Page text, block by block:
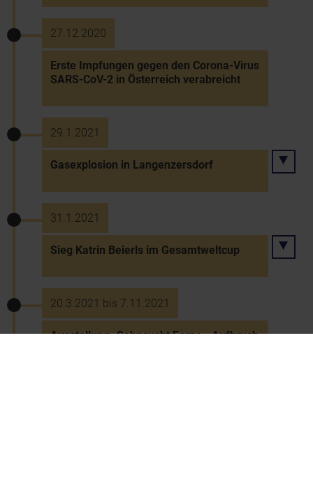
27.12.2020
Erste Impfungen gegen den Corona-Virus
SARS-CoV-2 in Österreich verabreicht
29.1.2021
Gasexplosion in Langenzersdorf
31.1.2021
Sieg Katrin Beierls im Gesamtweltcup
20.3.2021 bis 7.11.2021
Ausstellung „Sehnsucht Ferne - Aufbruch